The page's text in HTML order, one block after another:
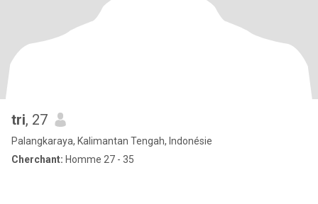
tri, 27
Palangkaraya, Kalimantan Tengah, Indonésie
Cherchant: Homme 27 - 35